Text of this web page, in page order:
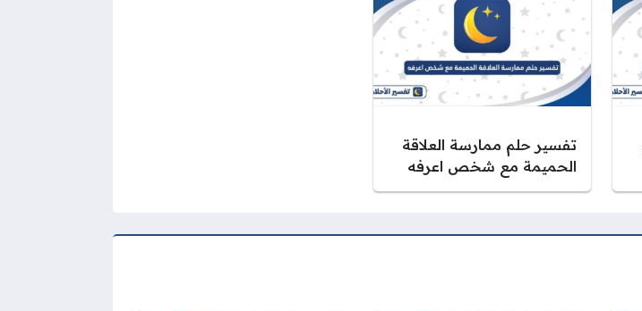
تفسير حلم ممارسة العلاقة
الحميمة مع شخص اعرفه